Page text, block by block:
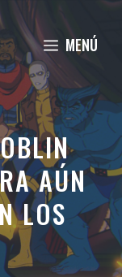
MENÚ
AÚN
LOS